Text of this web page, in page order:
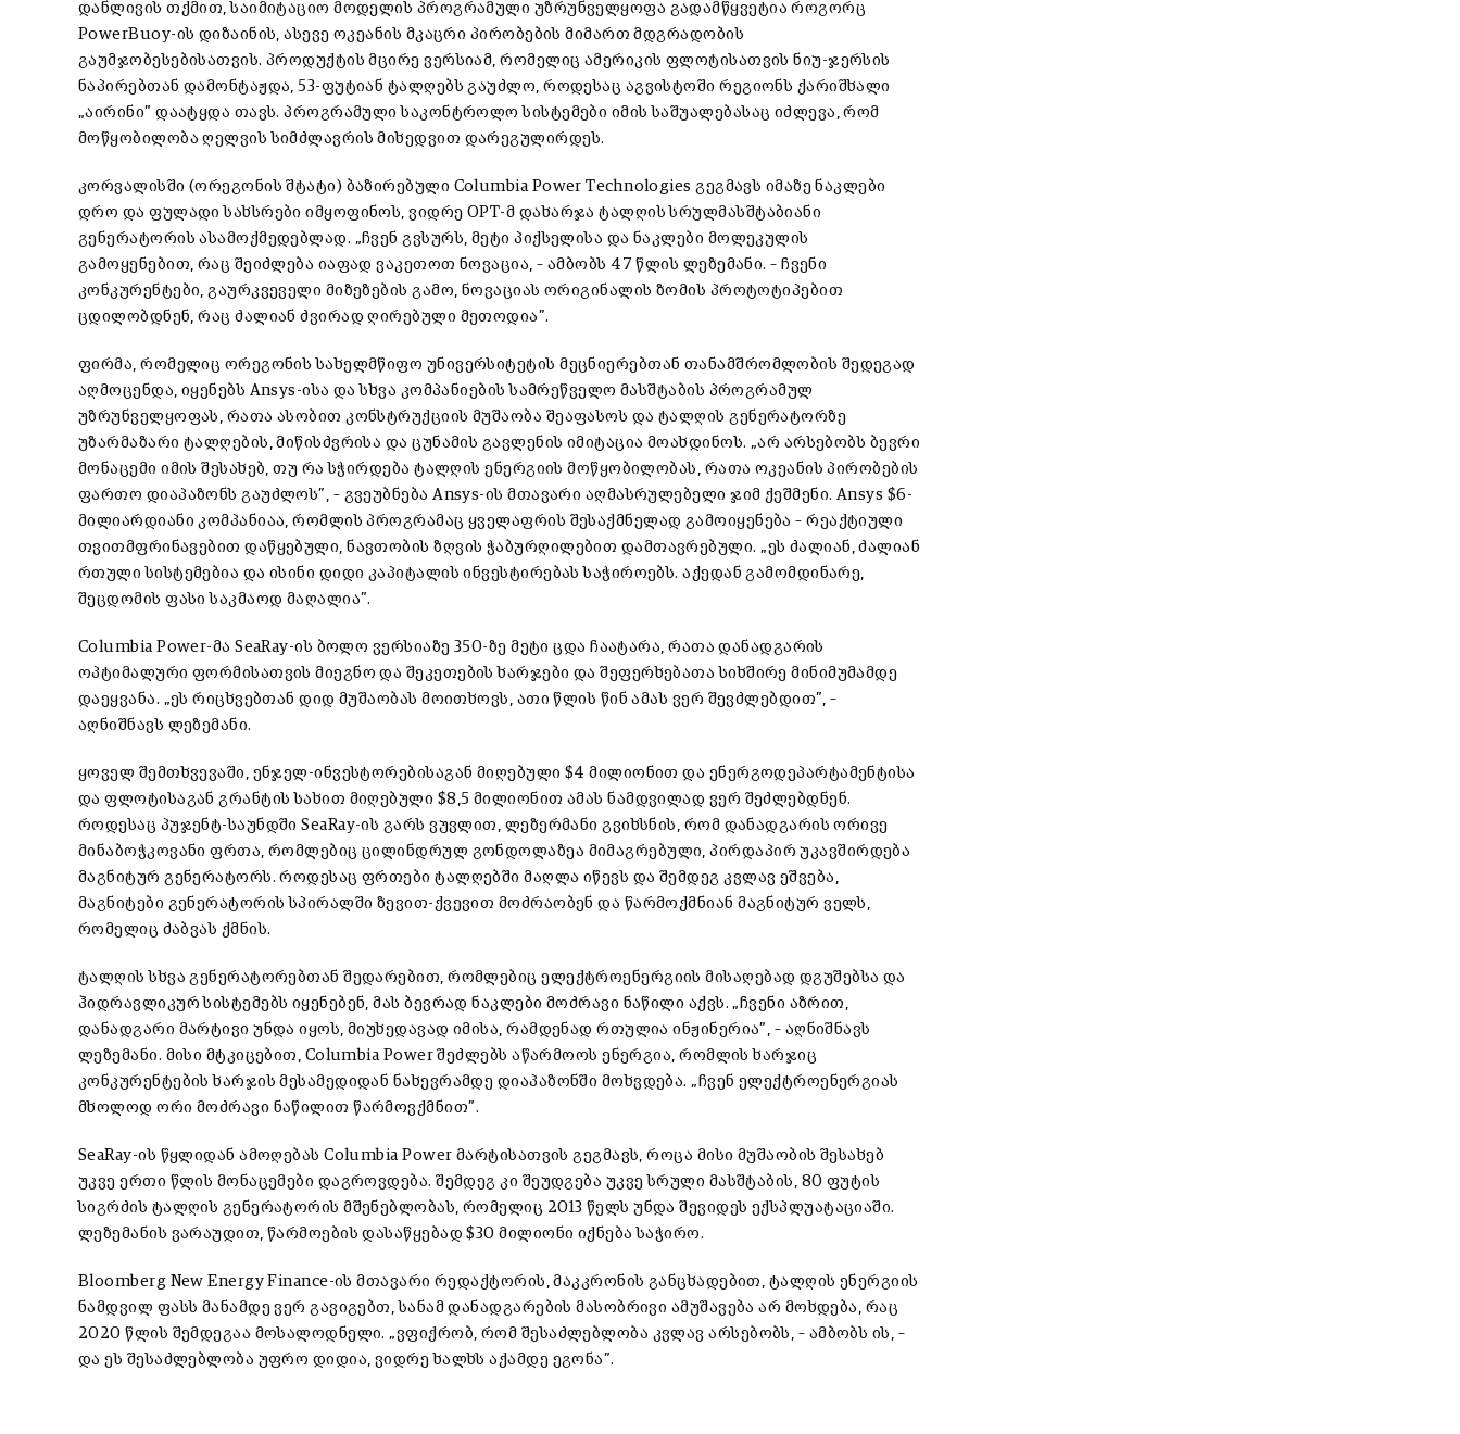
დანლივის თქმით, საიმიტაციო მოდელის პროგრამული უზრუნველყოფა გადამწყვეტია როგორც
PowerBuoy-ის დიზაინის, ასევე ოკეანის მკაცრი პირობების მიმართ მდგრადობის
გაუმჯობესებისათვის. პროდუქტის მცირე ვერსიამ, რომელიც ამერიკის ფლოტისათვის ნიუ-ჯერსის
ნაპირებთან დამონტაჟდა, 53-ფუტიან ტალღებს გაუძლო, როდესაც აგვისტოში რეგიონს ქარიშხალი
„აირინი” დაატყდა თავს. პროგრამული საკონტროლო სისტემები იმის საშუალებასაც იძლევა, რომ
მოწყობილობა ღელვის სიმძლავრის მიხედვით დარეგულირდეს.
კორვალისში (ორეგონის შტატი) ბაზირებული Columbia Power Technologies გეგმავს იმაზე ნაკლები
დრო და ფულადი სახსრები იმყოფინოს, ვიდრე OPT-მ დახარჯა ტალღის სრულმასშტაბიანი
გენერატორის ასამოქმედებლად. „ჩვენ გვსურს, მეტი პიქსელისა და ნაკლები მოლეკულის
გამოყენებით, რაც შეიძლება იაფად ვაკეთოთ ნოვაცია, – ამბობს 47 წლის ლეზემანი. – ჩვენი
კონკურენტები, გაურკვეველი მიზეზების გამო, ნოვაციას ორიგინალის ზომის პროტოტიპებით
ცდილობდნენ, რაც ძალიან ძვირად ღირებული მეთოდია”.
ფირმა, რომელიც ორეგონის სახელმწიფო უნივერსიტეტის მეცნიერებთან თანამშრომლობის შედეგად
აღმოცენდა, იყენებს Ansys-ისა და სხვა კომპანიების სამრეწველო მასშტაბის პროგრამულ
უზრუნველყოფას, რათა ასობით კონსტრუქციის მუშაობა შეაფასოს და ტალღის გენერატორზე
უზარმაზარი ტალღების, მიწისძვრისა და ცუნამის გავლენის იმიტაცია მოახდინოს. „არ არსებობს ბევრი
მონაცემი იმის შესახებ, თუ რა სჭირდება ტალღის ენერგიის მოწყობილობას, რათა ოკეანის პირობების
ფართო დიაპაზონს გაუძლოს”, – გვეუბნება Ansys-ის მთავარი აღმასრულებელი ჯიმ ქეშმენი. Ansys $6-
მილიარდიანი კომპანიაა, რომლის პროგრამაც ყველაფრის შესაქმნელად გამოიყენება – რეაქტიული
თვითმფრინავებით დაწყებული, ნავთობის ზღვის ჭაბურღილებით დამთავრებული. „ეს ძალიან, ძალიან
რთული სისტემებია და ისინი დიდი კაპიტალის ინვესტირებას საჭიროებს. აქედან გამომდინარე,
შეცდომის ფასი საკმაოდ მაღალია”.
Columbia Power-მა SeaRay-ის ბოლო ვერსიაზე 350-ზე მეტი ცდა ჩაატარა, რათა დანადგარის
ოპტიმალური ფორმისათვის მიეგნო და შეკეთების ხარჯები და შეფერხებათა სიხშირე მინიმუმამდე
დაეყვანა. „ეს რიცხვებთან დიდ მუშაობას მოითხოვს, ათი წლის წინ ამას ვერ შევძლებდით”, –
აღნიშნავს ლეზემანი.
ყოველ შემთხვევაში, ენჯელ-ინვესტორებისაგან მიღებული $4 მილიონით და ენერგოდეპარტამენტისა
და ფლოტისაგან გრანტის სახით მიღებული $8,5 მილიონით ამას ნამდვილად ვერ შეძლებდნენ.
როდესაც პუჯენტ-საუნდში SeaRay-ის გარს ვუვლით, ლეზერმანი გვიხსნის, რომ დანადგარის ორივე
მინაბოჭკოვანი ფრთა, რომლებიც ცილინდრულ გონდოლაზეა მიმაგრებული, პირდაპირ უკავშირდება
მაგნიტურ გენერატორს. როდესაც ფრთები ტალღებში მაღლა იწევს და შემდეგ კვლავ ეშვება,
მაგნიტები გენერატორის სპირალში ზევით-ქვევით მოძრაობენ და წარმოქმნიან მაგნიტურ ველს,
რომელიც ძაბვას ქმნის.
ტალღის სხვა გენერატორებთან შედარებით, რომლებიც ელექტროენერგიის მისაღებად დგუშებსა და
ჰიდრავლიკურ სისტემებს იყენებენ, მას ბევრად ნაკლები მოძრავი ნაწილი აქვს. „ჩვენი აზრით,
დანადგარი მარტივი უნდა იყოს, მიუხედავად იმისა, რამდენად რთულია ინჟინერია”, – აღნიშნავს
ლეზემანი. მისი მტკიცებით, Columbia Power შეძლებს აწარმოოს ენერგია, რომლის ხარჯიც
კონკურენტების ხარჯის მესამედიდან ნახევრამდე დიაპაზონში მოხვდება. „ჩვენ ელექტროენერგიას
მხოლოდ ორი მოძრავი ნაწილით წარმოვქმნით”.
SeaRay-ის წყლიდან ამოღებას Columbia Power მარტისათვის გეგმავს, როცა მისი მუშაობის შესახებ
უკვე ერთი წლის მონაცემები დაგროვდება. შემდეგ კი შეუდგება უკვე სრული მასშტაბის, 80 ფუტის
სიგრძის ტალღის გენერატორის მშენებლობას, რომელიც 2013 წელს უნდა შევიდეს ექსპლუატაციაში.
ლეზემანის ვარაუდით, წარმოების დასაწყებად $30 მილიონი იქნება საჭირო.
Bloomberg New Energy Finance-ის მთავარი რედაქტორის, მაკკრონის განცხადებით, ტალღის ენერგიის
ნამდვილ ფასს მანამდე ვერ გავიგებთ, სანამ დანადგარების მასობრივი ამუშავება არ მოხდება, რაც
2020 წლის შემდეგაა მოსალოდნელი. „ვფიქრობ, რომ შესაძლებლობა კვლავ არსებობს, – ამბობს ის, –
და ეს შესაძლებლობა უფრო დიდია, ვიდრე ხალხს აქამდე ეგონა”.